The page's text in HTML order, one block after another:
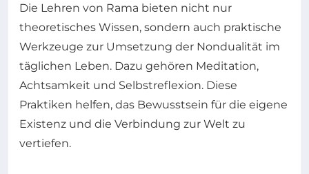
Die Lehren von Rama bieten nicht nur
theoretisches Wissen, sondern auch praktische
Werkzeuge zur Umsetzung der Nondualität im
täglichen Leben. Dazu gehören Meditation,
Achtsamkeit und Selbstreflexion. Diese
Praktiken helfen, das Bewusstsein für die eigene
Existenz und die Verbindung zur Welt zu
vertiefen.